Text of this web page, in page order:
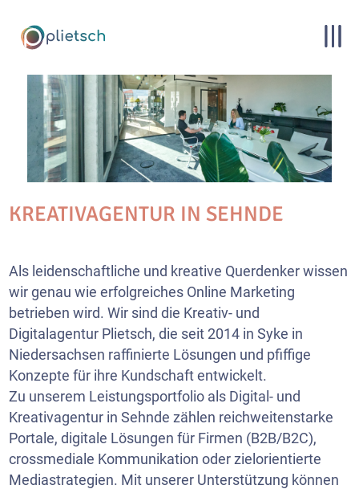
KREATIVAGENTUR IN SEHNDE
Als leidenschaftliche und kreative Querdenker wissen
wir genau wie erfolgreiches Online Marketing
betrieben wird. Wir sind die Kreativ- und
Digitalagentur Plietsch, die seit 2014 in Syke in
Niedersachsen raffinierte Lösungen und pfiffige
Konzepte für ihre Kundschaft entwickelt.
Zu unserem Leistungsportfolio als Digital- und
Kreativagentur in Sehnde zählen reichweitenstarke
Portale, digitale Lösungen für Firmen (B2B/B2C),
crossmediale Kommunikation oder zielorientierte
Mediastrategien. Mit unserer Unterstützung können